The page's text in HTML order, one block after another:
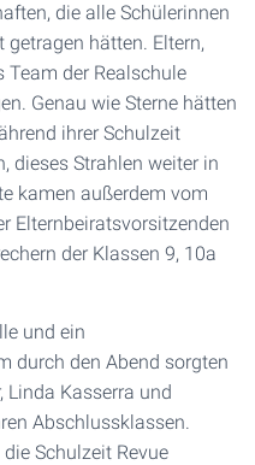
die alle Schülerinnen
getragen hätten. Eltern,
Team der Realschule
Genau wie Sterne hätten
ihrer Schulzeit
dieses Strahlen weiter in
kamen außerdem vom
Elternbeiratsvorsitzenden
der Klassen 9, 10a
und ein
durch den Abend sorgten
Linda Kasserra und
Abschlussklassen.
Schulzeit Revue